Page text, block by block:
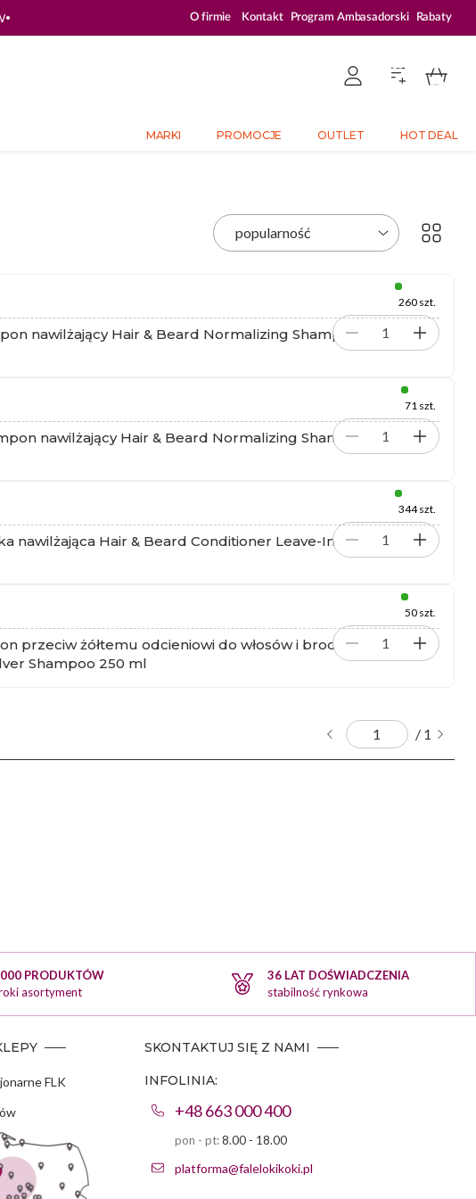
ZALOGUJ SIĘ I KUPUJ TANIEJ – AŻ 33% ZNIŻKI
O firmie Kontakt Program Ambasadorski Rabaty
MARKI PROMOCJE OUTLET HOT DEAL
nawilżający Hair & Beard Normalizing Shampoo 250 ml
260 szt.
nawilżający Hair & Beard Normalizing Shampoo 65 ml
71 szt.
nawilżająca Hair & Beard Conditioner Leave-In
344 szt.
przeciw żółtemu odcieniowi do włosów i brody 100%
Shampoo 250 ml
50 szt.
/ 1
PRODUKTÓW
asortyment
36 LAT DOŚWIADCZENIA
stabilność rynkowa
FLK
SKONTAKTUJ SIĘ Z NAMI
INFOLINIA:
+48 663 000 400
pon - pt:8.00 - 18.00
platforma@falelokikoki.pl